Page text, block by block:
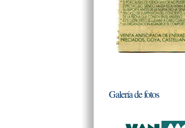
Galería de fotos